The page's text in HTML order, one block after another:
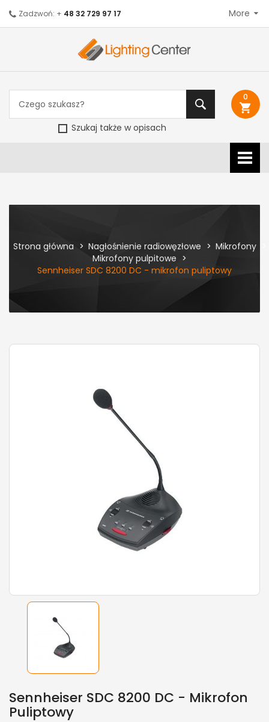
Szukaj także w opisach
0
shopping_cart
Zadzwoń: + 48 32 729 97 17 More
Strona główna Nagłośnienie radiowęzłowe
Mikrofony
Mikrofony pulpitowe
Sennheiser SDC 8200 DC - mikrofon puliptowy
Sennheiser SDC 8200 DC - Mikrofon
Puliptowy